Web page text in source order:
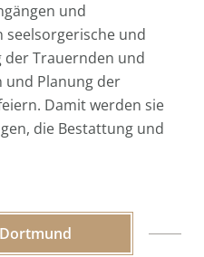
und
seelsorgerische und
der Trauernden und
und Planung der
Damit werden sie
die Bestattung und